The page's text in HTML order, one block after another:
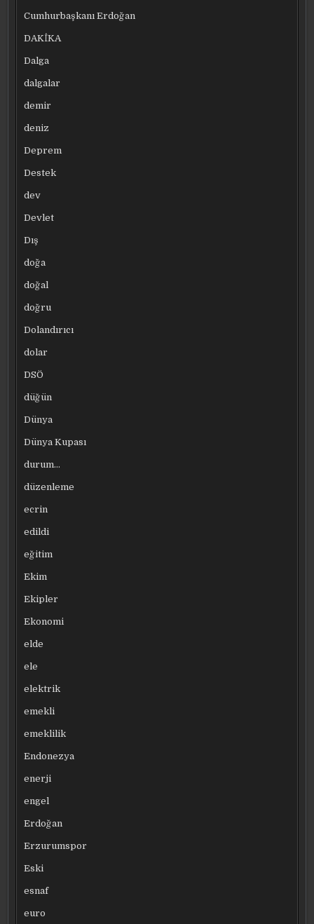
Cumhurbaşkanı Erdoğan
DAKİKA
Dalga
dalgalar
demir
deniz
Deprem
Destek
dev
Devlet
Dış
doğa
doğal
doğru
Dolandırıcı
dolar
DSÖ
düğün
Dünya
Dünya Kupası
durum…
düzenleme
ecrin
edildi
eğitim
Ekim
Ekipler
Ekonomi
elde
ele
elektrik
emekli
emeklilik
Endonezya
enerji
engel
Erdoğan
Erzurumspor
Eski
esnaf
euro